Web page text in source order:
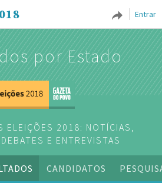
Entrar
por Estado
ELEIÇÕES 2018: NOTÍCIAS,
E ENTREVISTAS
CANDIDATOS